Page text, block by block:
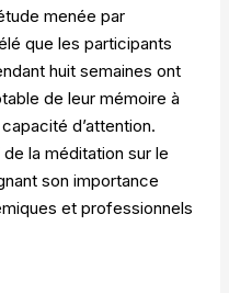
menée par
que les participants
huit semaines ont
de leur mémoire à
d’attention.
la méditation sur le
son importance
et professionnels